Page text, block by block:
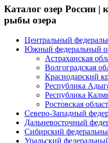
Каталог озер России |
рыбы озера
Центральный
Южный федеральный
Астраханская
Волгоградская
Краснодарский
Республика
Республика
Ростовская
Северо-Западный
Дальневосточный
Сибирский
Уральский